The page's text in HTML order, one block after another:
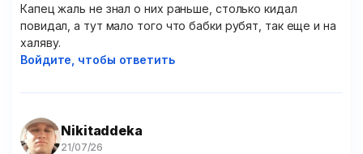
Капец жаль не знал о них раньше, столько кидал
повидал, а тут мало того что бабки рубят, так еще и на
халяву.
Войдите, чтобы ответить
Nikitaddeka